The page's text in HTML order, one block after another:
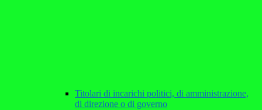
Titolari di incarichi politici, di amministrazione,
di direzione o di governo